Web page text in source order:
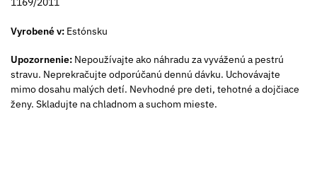
Vyrobené v: Estónsku
Upozornenie: Nepoužívajte ako náhradu za vyváženú a pestrú
stravu. Neprekračujte odporúčanú dennú dávku. Uchovávajte
mimo dosahu malých detí. Nevhodné pre deti, tehotné a dojčiace
ženy. Skladujte na chladnom a suchom mieste.